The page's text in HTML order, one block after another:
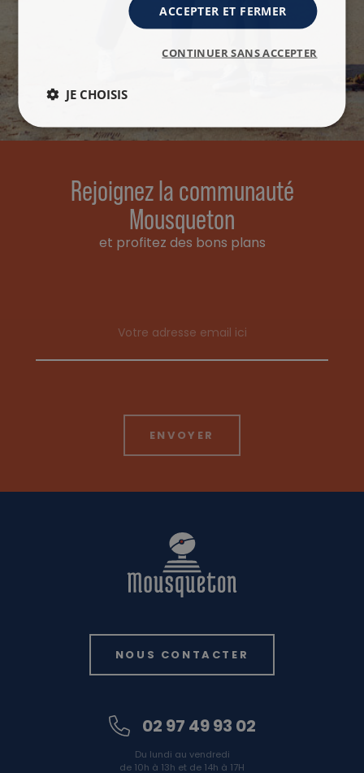
Rejoignez la communauté
Mousqueton
et profitez des bons plans
NOUS CONTACTER
02 97 49 93 02
Du lundi au vendredi
de 10h à 13h et de 14h à 17H
ACCEPTER ET FERMER
CONTINUER SANS ACCEPTER
JE CHOISIS